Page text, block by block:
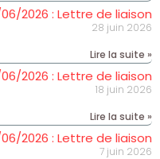
2026 : Lettre de liaison
28 juin 2026
Lire la suite »
2026 : Lettre de liaison
18 juin 2026
Lire la suite »
2026 : Lettre de liaison
7 juin 2026